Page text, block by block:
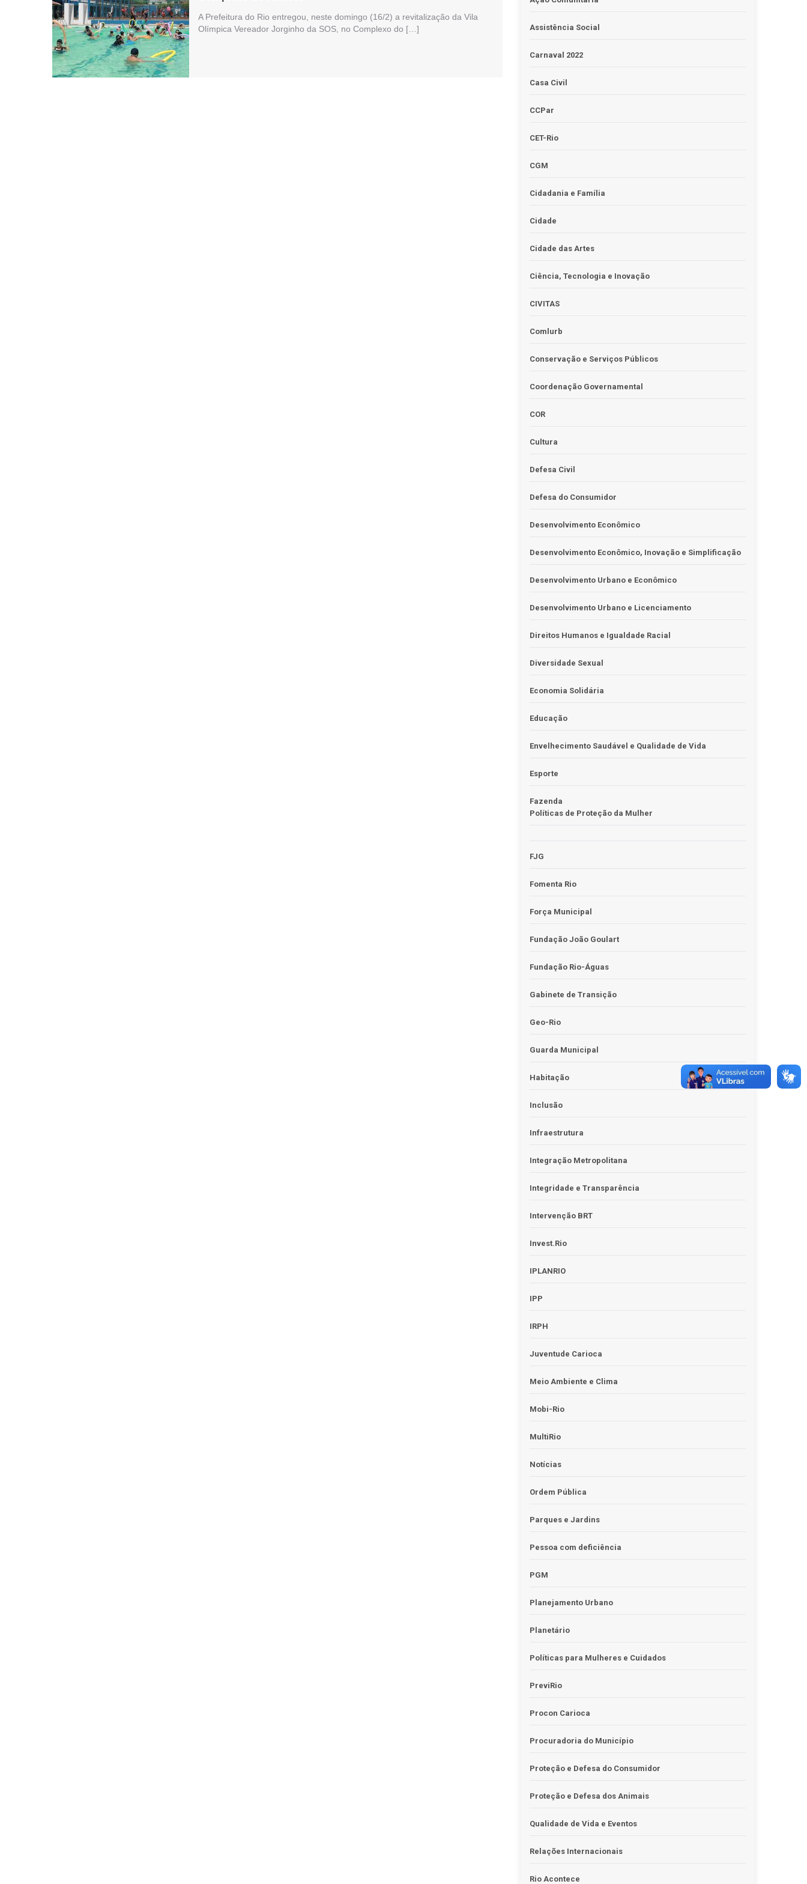
A Prefeitura do Rio entregou, neste domingo (16/2) a revitalização da Vila
Olímpica Vereador Jorginho da SOS, no Complexo do […]
Assistência Social
Carnaval 2022
Casa Civil
CCPar
CET-Rio
CGM
Cidadania e Família
Cidade
Cidade das Artes
Ciência, Tecnologia e Inovação
CIVITAS
Comlurb
Conservação e Serviços Públicos
Coordenação Governamental
COR
Cultura
Defesa Civil
Defesa do Consumidor
Desenvolvimento Econômico
Desenvolvimento Econômico, Inovação e Simplificação
Desenvolvimento Urbano e Econômico
Desenvolvimento Urbano e Licenciamento
Direitos Humanos e Igualdade Racial
Diversidade Sexual
Economia Solidária
Educação
Envelhecimento Saudável e Qualidade de Vida
Esporte
Fazenda
Políticas de Proteção da Mulher
FJG
Fomenta Rio
Força Municipal
Fundação João Goulart
Fundação Rio-Águas
Gabinete de Transição
Geo-Rio
Guarda Municipal
Habitação
Inclusão
Infraestrutura
Integração Metropolitana
Integridade e Transparência
Intervenção BRT
Invest.Rio
IPLANRIO
IPP
IRPH
Juventude Carioca
Meio Ambiente e Clima
Mobi-Rio
MultiRio
Notícias
Ordem Pública
Parques e Jardins
Pessoa com deficiência
PGM
Planejamento Urbano
Planetário
Políticas para Mulheres e Cuidados
PreviRio
Procon Carioca
Procuradoria do Município
Proteção e Defesa do Consumidor
Proteção e Defesa dos Animais
Qualidade de Vida e Eventos
Relações Internacionais
Rio Acontece